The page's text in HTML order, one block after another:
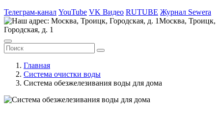
Телеграм-канал YouTube VK Видео RUTUBE Журнал Sewera
Москва, Троицк,
Городская, д. 1
Главная
Система очистки воды
Система обезжелезивания воды для дома